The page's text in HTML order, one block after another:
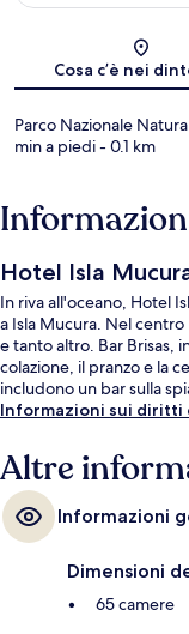
Cosa c’è nei
Parco Nazionale
min a piedi- 0.1 km
Hotel Isla
In riva all'oceano, Hotel
a Isla Mucura. Nel
e tanto altro. Bar Brisas,
colazione, il pranzo e la
includono un bar sulla
Informazioni sui diritti
Altre
Informazioni
Dimensioni
65 camere